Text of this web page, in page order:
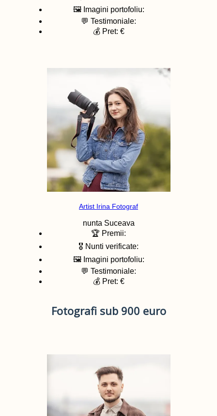
🖼️ Imagini portofoliu:
💬 Testimoniale:
💰 Pret: €
Artist Irina Fotograf
nunta Suceava
🏆 Premii:
🎖️ Nunti verificate:
🖼️ Imagini portofoliu:
💬 Testimoniale:
💰 Pret: €
Fotografi sub 900 euro